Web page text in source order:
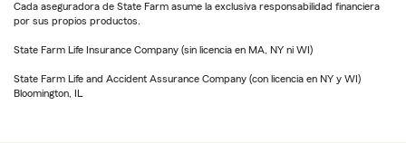
Cada aseguradora de State Farm asume la exclusiva responsabilidad financiera
por sus propios productos.
State Farm Life Insurance Company (sin licencia en MA, NY ni WI)
State Farm Life and Accident Assurance Company (con licencia en NY y WI)
Bloomington, IL